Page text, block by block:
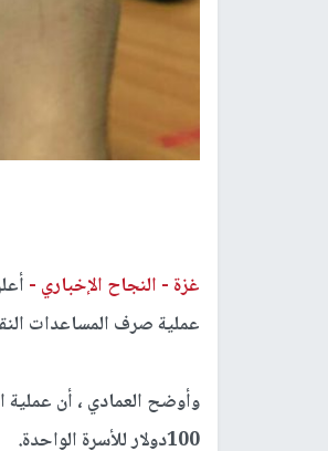
غزة - النجاح الإخباري -
عملية صرف المساعدات
وأوضح العمادي ، أن
100دولار للأسرة الواحدة.